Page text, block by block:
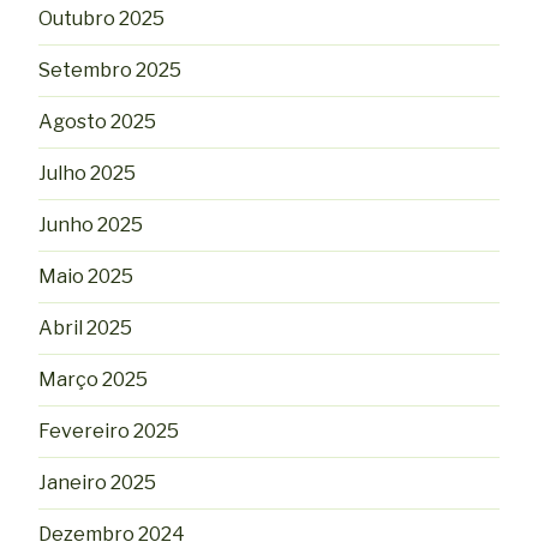
Outubro 2025
Setembro 2025
Agosto 2025
Julho 2025
Junho 2025
Maio 2025
Abril 2025
Março 2025
Fevereiro 2025
Janeiro 2025
Dezembro 2024